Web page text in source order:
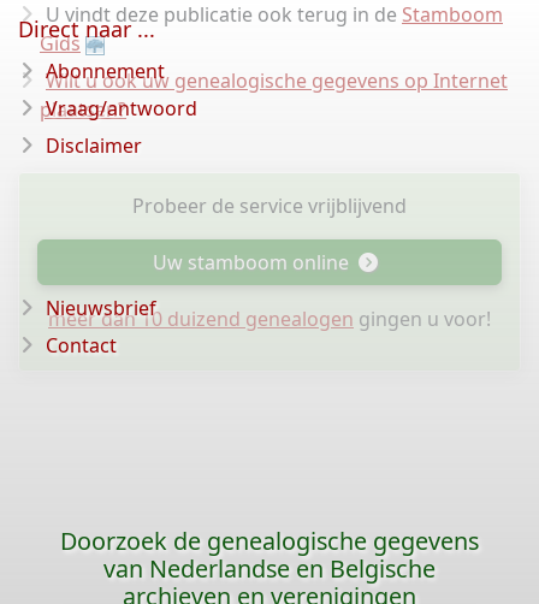
U vindt deze publicatie ook terug in de Stamboom
Gids
Wilt u ook uw genealogische gegevens op Internet
plaatsen?
Probeer de service vrijblijvend
Uw stamboom online
meer dan 10 duizend genealogen gingen u voor!
Direct naar ...
Abonnement
Vraag/antwoord
Disclaimer
Nieuwsbrief
Contact
Doorzoek de genealogische gegevens
van Nederlandse en Belgische
archieven en verenigingen